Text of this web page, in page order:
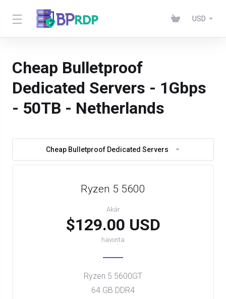
USD
Cheap Bulletproof
Dedicated Servers - 1Gbps
- 50TB - Netherlands
Cheap Bulletproof Dedicated Servers
Ryzen 5 5600
Akár
$129.00 USD
havonta
Ryzen 5 5600GT
64 GB DDR4